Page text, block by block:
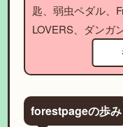
匙、弱虫ペダル、
LOVERS、ダンガ
forestpageの歩み